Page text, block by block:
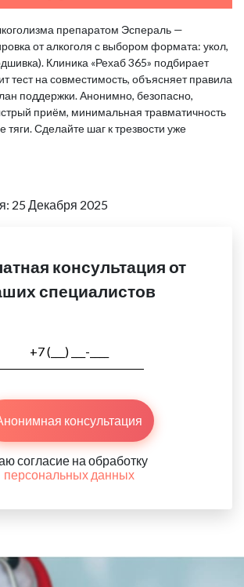
препаратом Эспераль —
от алкоголя с выбором формата: укол,
Клиника «Рехаб 365» подбирает
тест на совместимость, объясняет правила
поддержки. Анонимно, безопасно,
приём, минимальная травматичность
тяги. Сделайте шаг к трезвости уже
25 Декабря 2025
консультация от
специалистов
консультация
согласие на обработку
персональных данных